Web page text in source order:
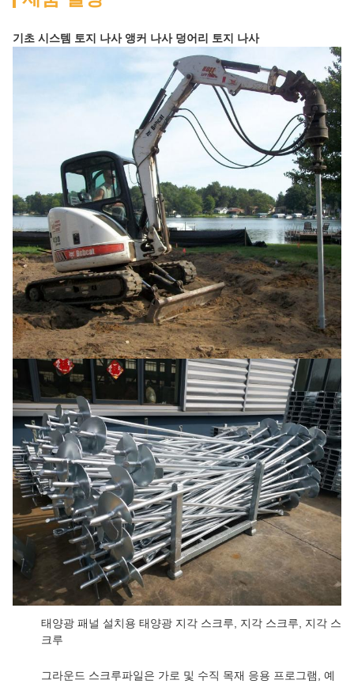
기초 시스템 토지 나사 앵커 나사 덩어리 토지 나사
태양광 패널 설치용 태양광 지각 스크루, 지각 스크루, 지각 스
크루
그라운드 스크루파일은 가로 및 수직 목재 응용 프로그램, 예